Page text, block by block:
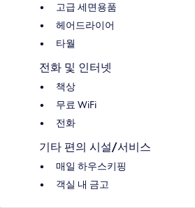
고급 세면용품
헤어드라이어
타월
전화 및 인터넷
책상
무료 WiFi
전화
기타 편의 시설/서비스
매일 하우스키핑
객실 내 금고